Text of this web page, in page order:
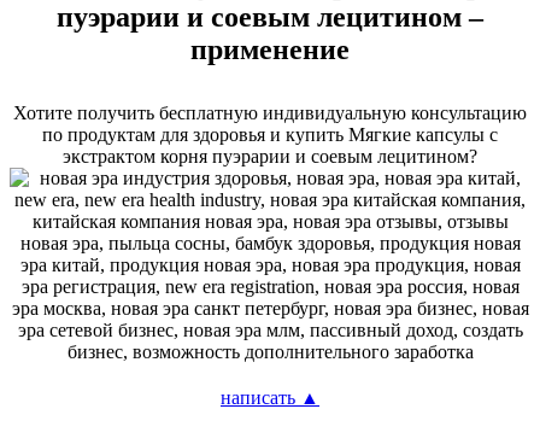
пуэрарии и соевым лецитином –
применение
Хотите получить бесплатную индивидуальную консультацию
по продуктам для здоровья и купить Мягкие капсулы с
экстрактом корня пуэрарии и соевым лецитином?
написать ▲